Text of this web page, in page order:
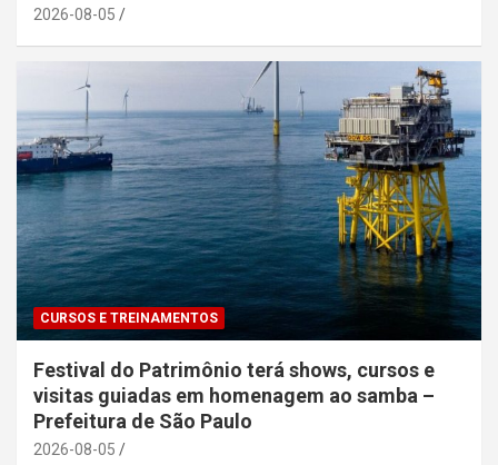
2026-08-05
CURSOS E TREINAMENTOS
Festival do Patrimônio terá shows, cursos e
visitas guiadas em homenagem ao samba –
Prefeitura de São Paulo
2026-08-05